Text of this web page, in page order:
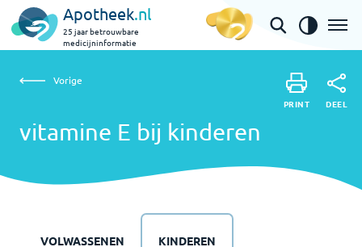
Apotheek.nl
25 jaar betrouwbare
medicijninformatie
vitamine E bij kinderen
Vorige
vitamine E bij kinderen
PRINT DEEL
VOLWASSENEN KINDEREN